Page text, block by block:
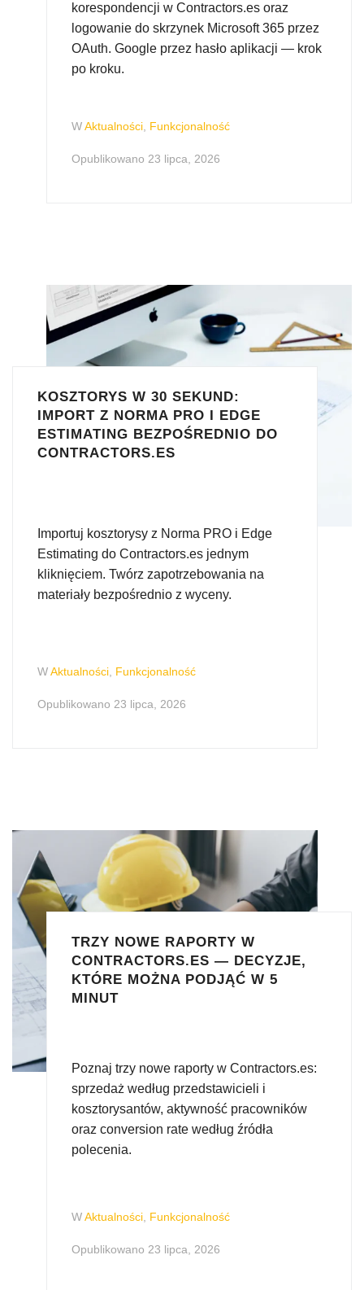
korespondencji w Contractors.es oraz
logowanie do skrzynek Microsoft 365 przez
OAuth. Google przez hasło aplikacji — krok
po kroku.
WAktualności, Funkcjonalność
Opublikowano 23 lipca, 2026
KOSZTORYS W 30 SEKUND:
IMPORT Z NORMA PRO I EDGE
ESTIMATING BEZPOŚREDNIO DO
CONTRACTORS.ES
Importuj kosztorysy z Norma PRO i Edge
Estimating do Contractors.es jednym
kliknięciem. Twórz zapotrzebowania na
materiały bezpośrednio z wyceny.
WAktualności Funkcjonalność
Opublikowano 23 lipca, 2026
TRZY NOWE RAPORTY W
CONTRACTORS.ES — DECYZJE,
KTÓRE MOŻNA PODJĄĆ W 5
MINUT
Poznaj trzy nowe raporty w Contractors.es:
sprzedaż według przedstawicieli i
kosztorysantów, aktywność pracowników
oraz conversion rate według źródła
polecenia.
WAktualności, Funkcjonalność
Opublikowano 23 lipca, 2026